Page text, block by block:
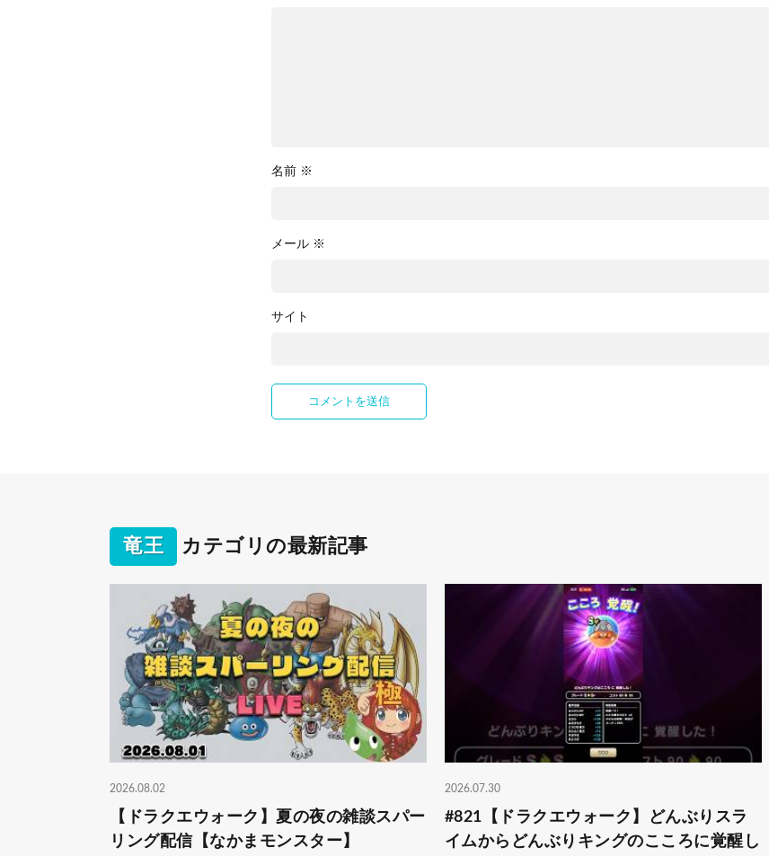
名前 ※
メール ※
サイト
竜王 カテゴリの最新記事
2026.08.02
【ドラクエウォーク】夏の夜の雑談スパー
リング配信【なかまモンスター】
2026.07.30
#821【ドラクエウォーク】どんぶりスラ
イムからどんぶりキングのこころに覚醒し